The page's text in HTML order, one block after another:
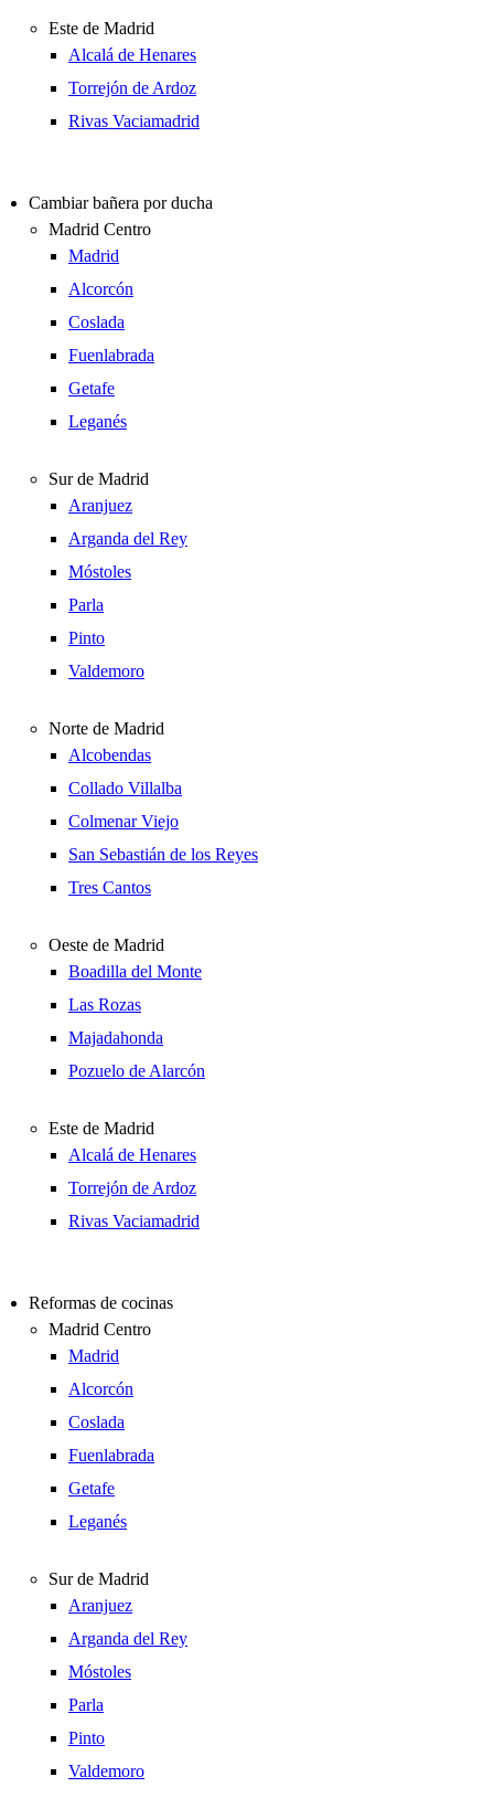
Este de Madrid
Alcalá de Henares
Torrejón de Ardoz
Rivas Vaciamadrid
Cambiar bañera por ducha
Madrid Centro
Madrid
Alcorcón
Coslada
Fuenlabrada
Getafe
Leganés
Sur de Madrid
Aranjuez
Arganda del Rey
Móstoles
Parla
Pinto
Valdemoro
Norte de Madrid
Alcobendas
Collado Villalba
Colmenar Viejo
San Sebastián de los Reyes
Tres Cantos
Oeste de Madrid
Boadilla del Monte
Las Rozas
Majadahonda
Pozuelo de Alarcón
Este de Madrid
Alcalá de Henares
Torrejón de Ardoz
Rivas Vaciamadrid
Reformas de cocinas
Madrid Centro
Madrid
Alcorcón
Coslada
Fuenlabrada
Getafe
Leganés
Sur de Madrid
Aranjuez
Arganda del Rey
Móstoles
Parla
Pinto
Valdemoro